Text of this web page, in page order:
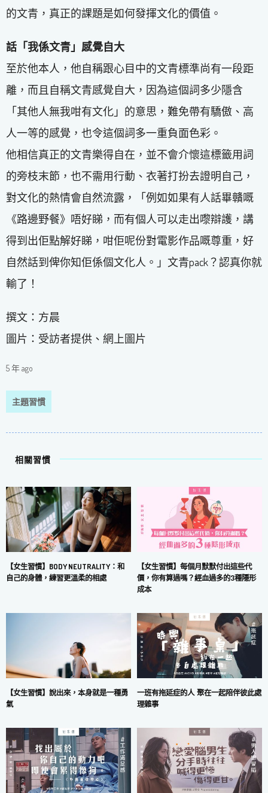
的文青，真正的課題是如何發揮文化的價值。
話「我係文青」感覺自大
至於他本人，他自稱跟心目中的文青標準尚有一段距
離，而且自稱文青感覺自大，因為這個詞多少隱含
「其他人無我咁有文化」的意思，難免帶有驕傲、高
人一等的感覺，也令這個詞多一重負面色彩。
他相信真正的文青樂得自在，並不會介懷這標籤用詞
的旁枝末節，也不需用行動、衣著打扮去證明自己，
對文化的熱情會自然流露，「例如如果有人話畢贛嘅
《路邊野餐》唔好睇，而有個人可以走出嚟辯護，講
得到出佢點解好睇，咁佢呢份對電影作品嘅尊重，好
自然話到俾你知佢係個文化人。」文青pack？認真你就
輸了！
撰文：方晨
圖片：受訪者提供、網上圖片
5 年 ago
主題習慣
相關習慣
【女生習慣】BODY NEUTRALITY：和
自己的身體，練習更溫柔的相處
【女生習慣】每個月默默付出這些代
價，你有算過嗎？經血過多的3種隱形
成本
【女生習慣】說出來，本身就是一種勇
氣
一班有拖延症的人 聚在一起陪伴彼此處
理雜事